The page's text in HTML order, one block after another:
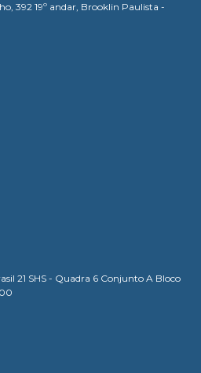
392 19º andar, Brooklin Paulista -
21 SHS - Quadra 6 Conjunto A Bloco